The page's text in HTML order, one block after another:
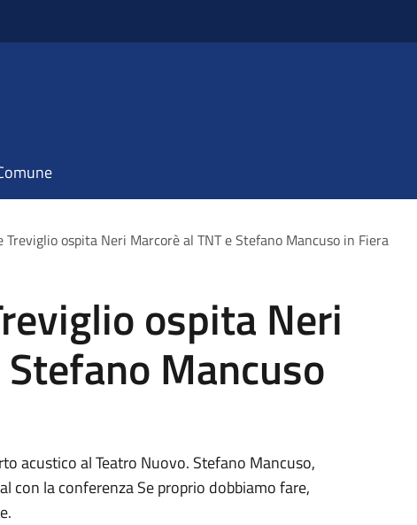
ospita Neri Marcorè al TNT e Stefano Mancuso in Fiera
ospita Neri
Mancuso
acustico al Teatro Nuovo. Stefano Mancuso,
con la conferenza Se proprio dobbiamo fare,